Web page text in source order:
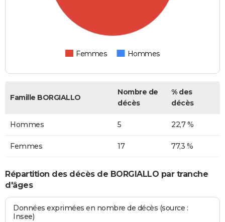
Femmes Hommes
Famille BORGIALLO
Nombre de
décès
% des
décès
Hommes 5 22,7 %
Femmes 17 77,3 %
Répartition des décès de BORGIALLO par tranche
d'âges
Données exprimées en nombre de décès (source :
Insee)